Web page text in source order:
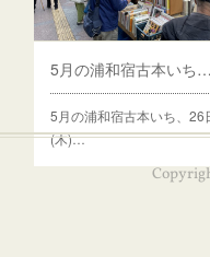
5月の浦和宿古本いち、26日(木)から
5月の浦和宿古本いち、26
(木)…